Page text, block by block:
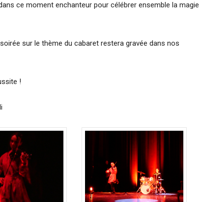
ce moment enchanteur pour célébrer ensemble la magie
sur le thème du cabaret restera gravée dans nos
!